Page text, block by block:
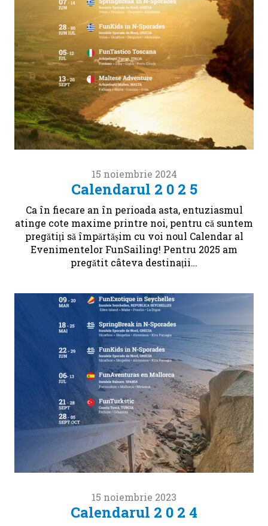
15 noiembrie 2024
Calendarul 2 0 2 5
Ca în fiecare an în perioada asta, entuziasmul
atinge cote maxime printre noi, pentru că suntem
pregătiți să împărtășim cu voi noul Calendar al
Evenimentelor FunSailing! Pentru 2025 am
pregătit câteva destinații…
15 noiembrie 2023
Calendarul 2 0 2 4